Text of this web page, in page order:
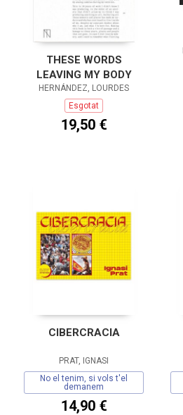
THESE WORDS
LEAVING MY BODY
HERNÁNDEZ, LOURDES
Esgotat
19,50 €
CIBERCRACIA
PRAT, IGNASI
No el tenim, si vols t'el
demanem
14,90 €